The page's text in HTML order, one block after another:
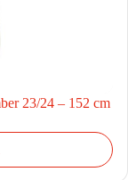
23/24 – 152 cm